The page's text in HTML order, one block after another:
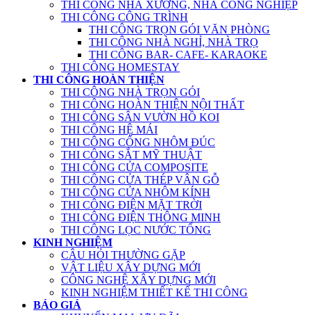
THI CÔNG NHÀ XƯỞNG, NHÀ CÔNG NGHIỆP
THI CÔNG CÔNG TRÌNH
THI CÔNG TRỌN GÓI VĂN PHÒNG
THI CÔNG NHÀ NGHỈ, NHÀ TRỌ
THI CÔNG BAR- CAFE- KARAOKE
THI CÔNG HOMESTAY
THI CÔNG HOÀN THIỆN
THI CÔNG NHÀ TRỌN GÓI
THI CÔNG HOÀN THIỆN NỘI THẤT
THI CÔNG SÂN VƯỜN HỒ KOI
THI CÔNG HỆ MÁI
THI CÔNG CỔNG NHÔM ĐÚC
THI CÔNG SẮT MỸ THUẬT
THI CÔNG CỬA COMPOSITE
THI CÔNG CỬA THÉP VÂN GỖ
THI CÔNG CỬA NHÔM KÍNH
THI CÔNG ĐIỆN MẶT TRỜI
THI CÔNG ĐIỆN THÔNG MINH
THI CÔNG LỌC NƯỚC TỔNG
KINH NGHIỆM
CÂU HỎI THƯỜNG GẶP
VẬT LIỆU XÂY DỰNG MỚI
CÔNG NGHỆ XÂY DỰNG MỚI
KINH NGHIỆM THIẾT KẾ THI CÔNG
BÁO GIÁ